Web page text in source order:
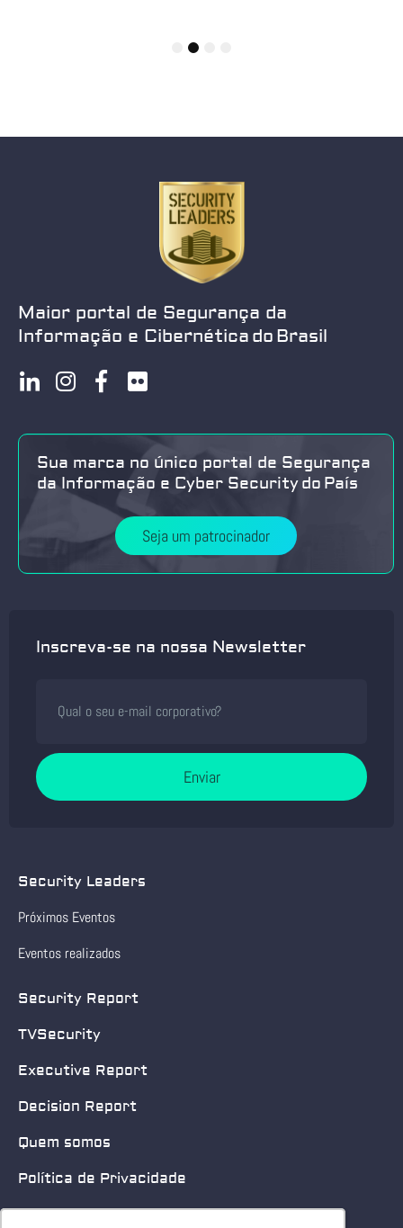
Maior portal de Segurança da
Informação e Cibernética do Brasil
Sua marca no único portal de Segurança
da Informação e Cyber Security do País
Seja um patrocinador
Inscreva-se na nossa Newsletter
Enviar
Security Leaders
Próximos Eventos
Eventos realizados
Security Report
TVSecurity
Executive Report
Decision Report
Quem somos
Política de Privacidade
Quero patrocinar